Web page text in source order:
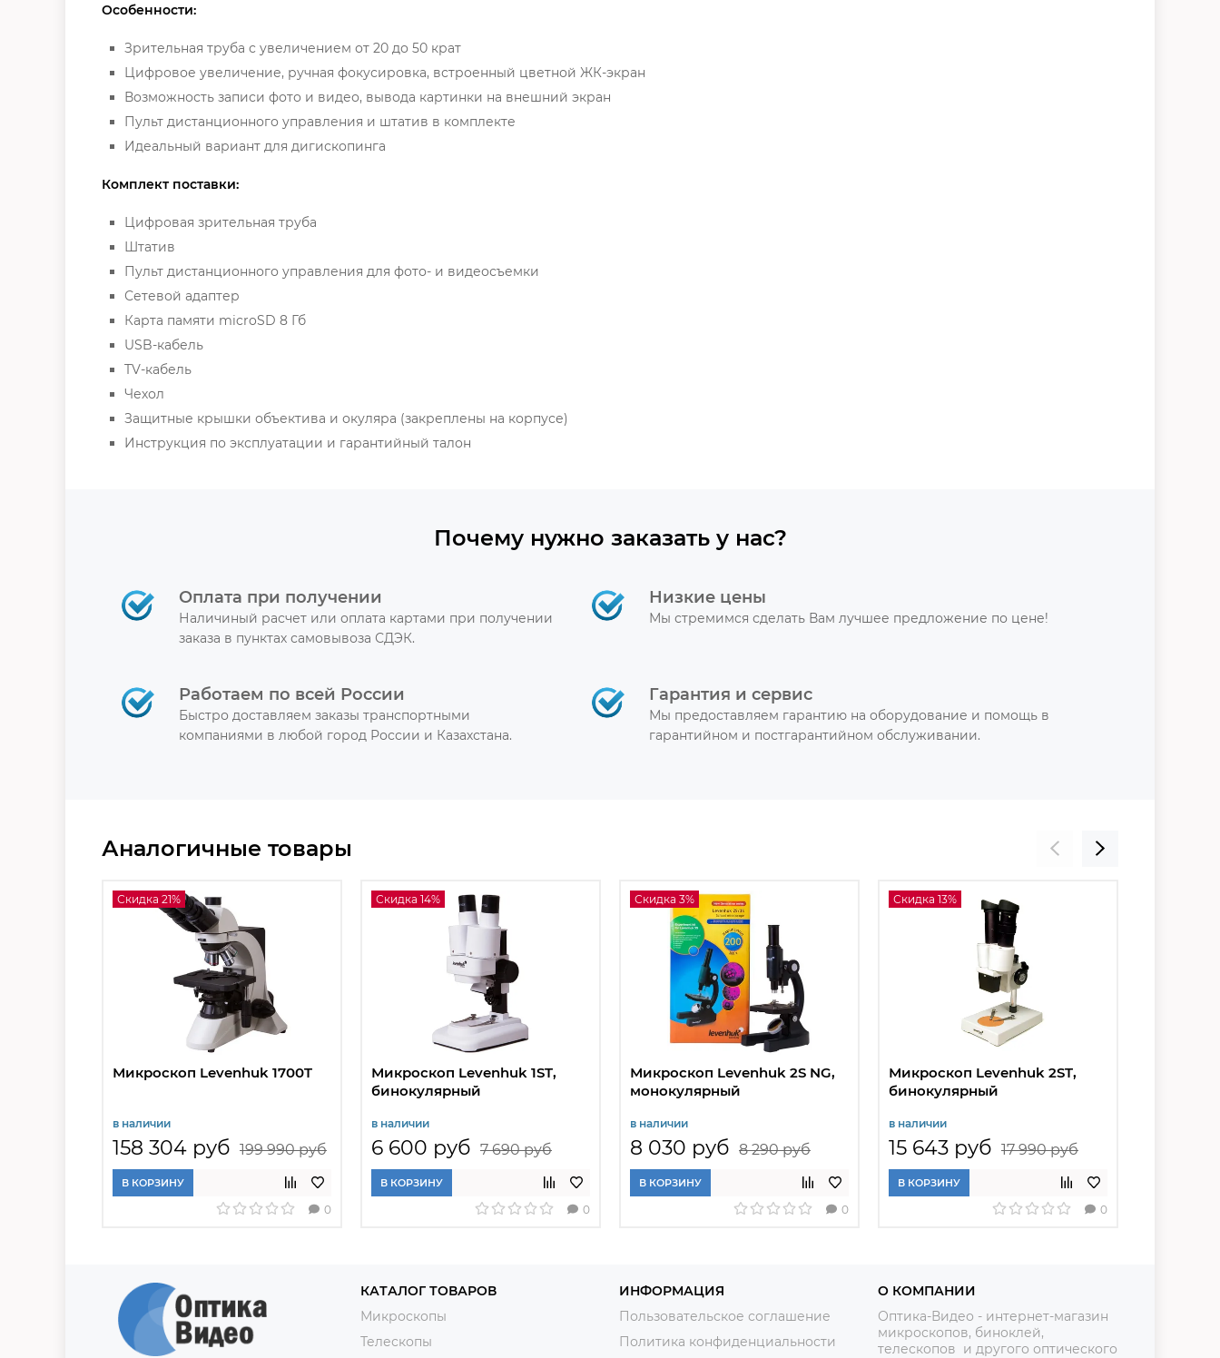
Особенности:
Зрительная труба с увеличением от 20 до 50 крат
Цифровое увеличение, ручная фокусировка, встроенный цветной ЖК-экран
Возможность записи фото и видео, вывода картинки на внешний экран
Пульт дистанционного управления и штатив в комплекте
Идеальный вариант для дигископинга
Комплект поставки:
Цифровая зрительная труба
Штатив
Пульт дистанционного управления для фото- и видеосъемки
Сетевой адаптер
Карта памяти microSD 8 Гб
USB-кабель
TV-кабель
Чехол
Защитные крышки объектива и окуляра (закреплены на корпусе)
Инструкция по эксплуатации и гарантийный талон
Почему нужно заказать у нас?
Оплата при получении
Наличиный расчет или оплата картами при получении
заказа в пунктах самовывоза СДЭК.
Низкие цены
Мы стремимся сделать Вам лучшее предложение по цене!
Работаем по всей России
Быстро доставляем заказы транспортными
компаниями в любой город России и Казахстана.
Гарантия и сервис
Мы предоставляем гарантию на оборудование и помощь в
гарантийном и постгарантийном обслуживании.
Аналогичные товары
Скидка 21%
Микроскоп Levenhuk 1700T
в наличии
158 304 руб 199 990 руб
В КОРЗИНУ
0
Скидка 14%
Микроскоп Levenhuk 1ST,
бинокулярный
в наличии
6 600 руб 7 690 руб
В КОРЗИНУ
0
Скидка 3%
Микроскоп Levenhuk 2S NG,
монокулярный
в наличии
8 030 руб 8 290 руб
В КОРЗИНУ
0
Скидка 13%
Микроскоп Levenhuk 2ST,
бинокулярный
в наличии
15 643 руб 17 990 руб
В КОРЗИНУ
0
КАТАЛОГ ТОВАРОВ
Микроскопы
Телескопы
ИНФОРМАЦИЯ
Пользовательское соглашение
Политика конфиденциальности
О КОМПАНИИ
Оптика-Видео - интернет-магазин
микроскопов, биноклей,
телескопов и другого оптического